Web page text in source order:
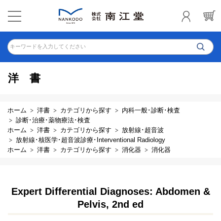
キーワードを入力してください
洋書
ホーム 洋書 カテゴリから探す
内科一般･診断･検査
診断･治療･薬物療法･検査
ホーム
洋書 カテゴリから探す
放射線･超音波
放射線･核医学･超音波診療･Interventional Radiology
ホーム
洋書 カテゴリから探す 消化器 消化器
Expert Differential Diagnoses: Abdomen &
Pelvis, 2nd ed